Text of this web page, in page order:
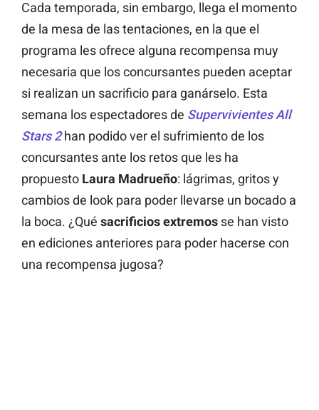
Cada temporada, sin embargo, llega el momento
de la mesa de las tentaciones, en la que el
programa les ofrece alguna recompensa muy
necesaria que los concursantes pueden aceptar
si realizan un sacrificio para ganárselo. Esta
semana los espectadores de Supervivientes All
Stars 2han podido ver el sufrimiento de los
concursantes ante los retos que les ha
propuesto Laura Madrueño: lágrimas, gritos y
cambios de look para poder llevarse un bocado a
la boca. ¿Qué sacrificios extremos se han visto
en ediciones anteriores para poder hacerse con
una recompensa jugosa?